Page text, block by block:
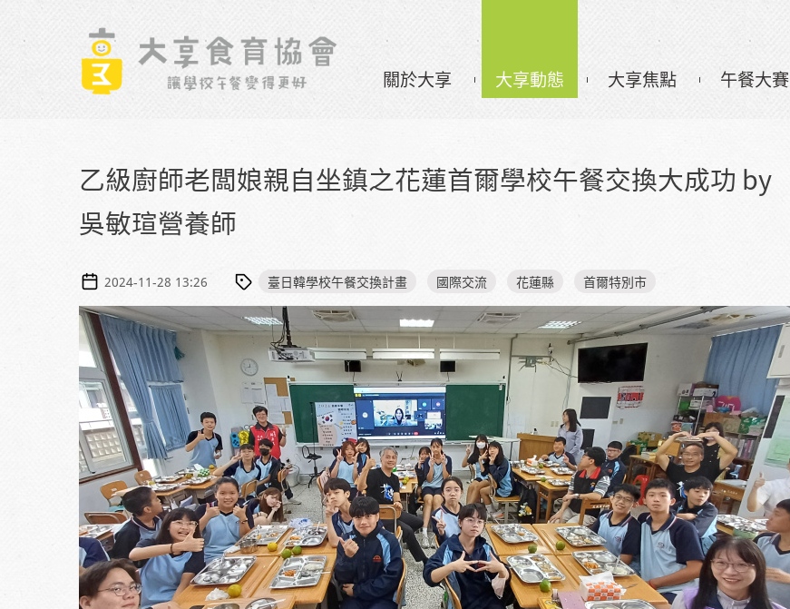
關於大享 大享動態 大享焦點 午餐大賽
乙級廚師老闆娘親自坐鎮之花蓮首爾學校午餐交換大成功 by
吳敏瑄營養師
2024-11-28 13:26 臺日韓學校午餐交換計畫 國際交流 花蓮縣 首爾特別市